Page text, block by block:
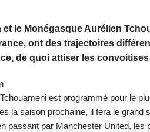
et le Monégasque Aurélien
ont des trajectoires
de quoi attiser les
est programmé pour le
la saison prochaine, il fera le
passant par Manchester United, les